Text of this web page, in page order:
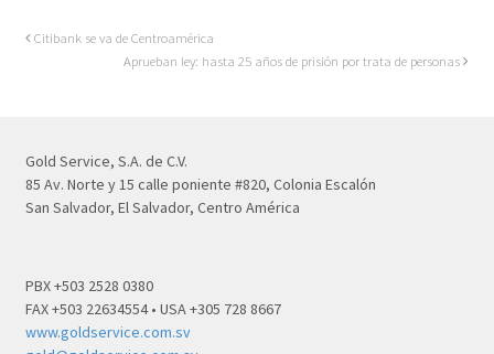
Citibank se va de Centroamérica
Aprueban ley: hasta 25 años de prisión por trata de personas
Gold Service, S.A. de C.V.
85 Av. Norte y 15 calle poniente #820, Colonia Escalón
San Salvador, El Salvador, Centro América
PBX +503 2528 0380
FAX +503 22634554 • USA +305 728 8667
www.goldservice.com.sv